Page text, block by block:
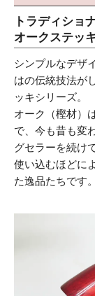
トラディショ
オークステッ
シンプルなデザ
はの伝統技法が
ッキシリーズ。
オーク（樫材）
で、今も昔も変
グセラーを続け
使い込むほどに
た逸品たちです。